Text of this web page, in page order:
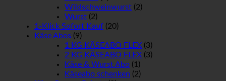
Wildschweinwurst (2)
Wurst (2)
1-Klick Sofort Kauf (20)
Käse Abos (9)
1 KG KÄSEABO FLEX (3)
2 KG KÄSEABO FLEX (3)
Käse & Wurst Abo (1)
Käseabo schenken (2)